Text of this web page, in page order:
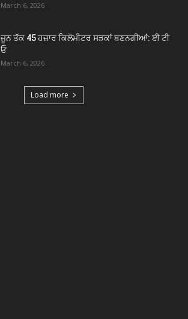
March 6, 2026
ਜੂਨ ਤੱਕ 45 ਹਜ਼ਾਰ ਕਿਲੋਮੀਟਰ ਸੜਕਾਂ ਬਣਨਗੀਆਂ: ਈ ਟੀ
ਓ
March 6, 2026
Load more